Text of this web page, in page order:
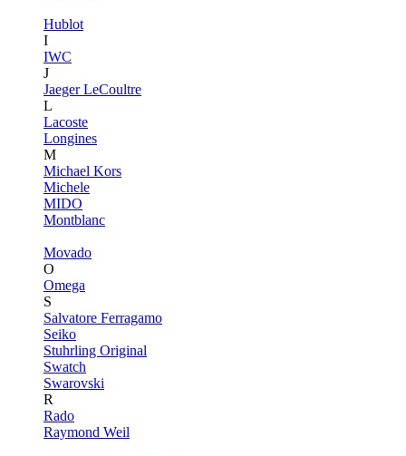
Hublot
I
IWC
J
Jaeger LeCoultre
L
Lacoste
Longines
M
Michael Kors
Michele
MIDO
Montblanc
Movado
O
Omega
S
Salvatore Ferragamo
Seiko
Stuhrling Original
Swatch
Swarovski
R
Rado
Raymond Weil